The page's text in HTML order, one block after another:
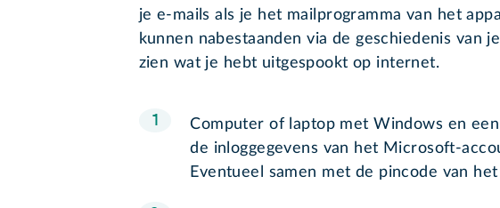
je e-mails als je het mailprogramma van het
kunnen nabestaanden via de geschiedenis van
zien wat je hebt uitgespookt op internet.
Computer of laptop met Windows en
de inloggegevens van het Microsoft-
Eventueel samen met de pincode van